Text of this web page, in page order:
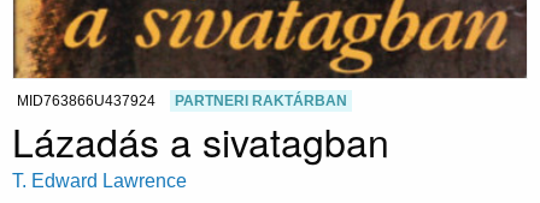
MID763866U437924 PARTNERI RAKTÁRBAN
Lázadás a sivatagban
T. Edward Lawrence